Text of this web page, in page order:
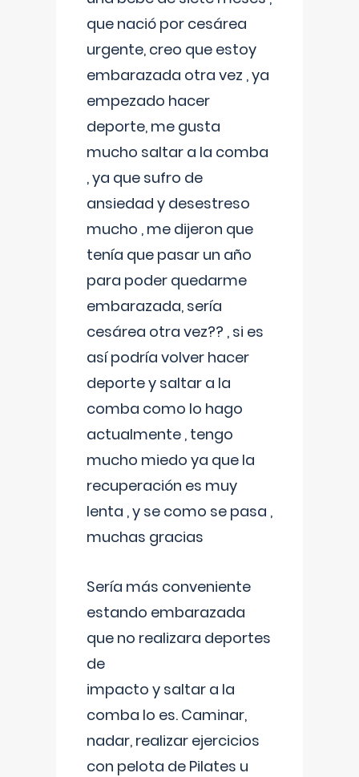
que nació por cesárea
urgente, creo que estoy
embarazada otra vez , ya
empezado hacer
deporte, me gusta
mucho saltar a la comba
, ya que sufro de
ansiedad y desestreso
mucho , me dijeron que
tenía que pasar un año
para poder quedarme
embarazada, sería
cesárea otra vez?? , si es
así podría volver hacer
deporte y saltar a la
comba como lo hago
actualmente , tengo
mucho miedo ya que la
recuperación es muy
lenta , y se como se pasa ,
muchas gracias
Sería más conveniente
estando embarazada
que no realizara deportes
de
impacto y saltar a la
comba lo es. Caminar,
nadar, realizar ejercicios
con pelota de Pilates u